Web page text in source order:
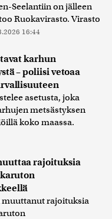
Seelantiin on jälleen
Ruokavirasto. Virasto
16:44
karhun
– poliisi vetoaa
asetusta, joka
metsästyksen
koko maassa.
rajoituksia
muuttanut rajoituksia